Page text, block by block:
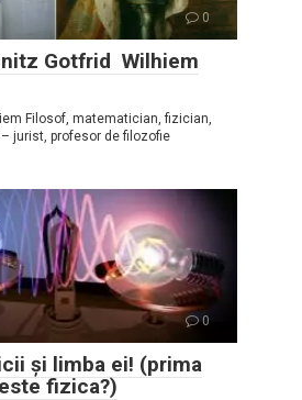
0
Gotfrid Wilhiem
Filosof, matematician, fizician,
jurist, profesor de filozofie
0
și limba ei! (prima
fizica?)